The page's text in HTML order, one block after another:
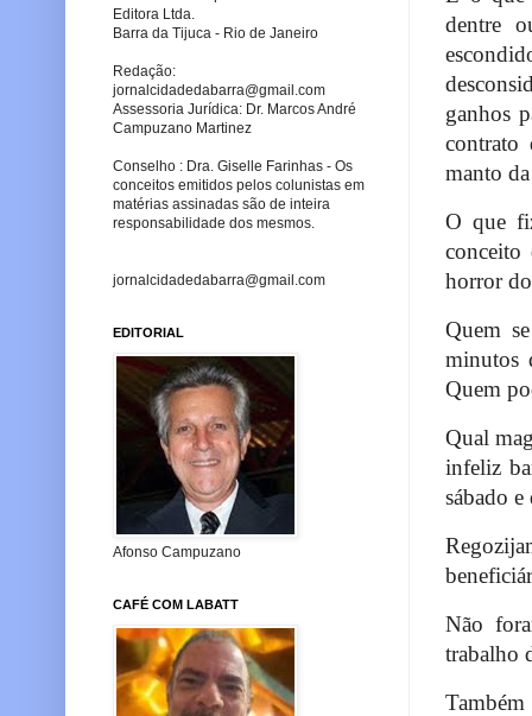
dentre
ganhos
contrato
manto
O que
conceito
horror
Quem
minutos
Quem
Qual
infeliz
sábado e
Não
trabalho
Também
Editora Ltda.
Barra da Tijuca - Rio de Janeiro
Redação:
jornalcidadedabarra@gmail.com
Assessoria Jurídica: Dr. Marcos André
Campuzano Martinez
Conselho : Dra. Giselle Farinhas - Os
conceitos emitidos pelos colunistas em
matérias assinadas são de inteira
responsabilidade dos mesmos.
jornalcidadedabarra@gmail.com
EDITORIAL
Afonso Campuzano
CAFÉ COM LABATT